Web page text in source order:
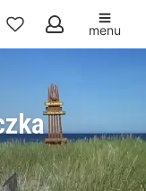
Mina
menu